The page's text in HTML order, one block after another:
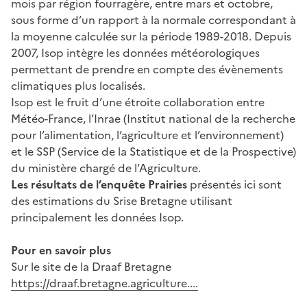
sous forme d’un rapport à la normale correspondant à
la moyenne calculée sur la période 1989-2018. Depuis
2007, Isop intègre les données météorologiques
permettant de prendre en compte des évènements
climatiques plus localisés.
Isop est le fruit d’une étroite collaboration entre
Météo-France, l’Inrae (Institut national de la recherche
pour l’alimentation, l’agriculture et l’environnement)
et le SSP (Service de la Statistique et de la Prospective)
du ministère chargé de l’Agriculture.
Les résultats de l’enquête Prairies présentés ici sont
des estimations du Srise Bretagne utilisant
principalement les données Isop.
Pour en savoir plus
Sur le site de la Draaf Bretagne
https://draaf.bretagne.agriculture....